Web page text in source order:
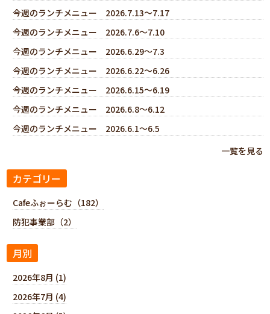
今週のランチメニュー 2026.7.13～7.17
今週のランチメニュー 2026.7.6～7.10
今週のランチメニュー 2026.6.29～7.3
今週のランチメニュー 2026.6.22～6.26
今週のランチメニュー 2026.6.15～6.19
今週のランチメニュー 2026.6.8～6.12
今週のランチメニュー 2026.6.1～6.5
一覧を見る
カテゴリー
Cafeふぉーらむ（182）
防犯事業部（2）
月別
2026年8月 (1)
2026年7月 (4)